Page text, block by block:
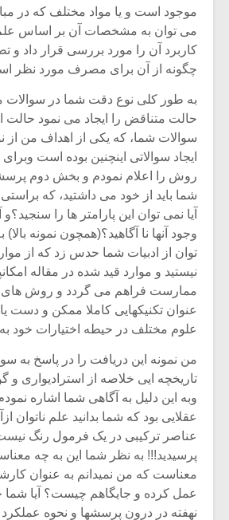
موجود است و یا مواد مختلف که در
می توان به مشخصات آن بر اساس
کاربرد آن را مورد بررسی قرار داد
چگونه از آن برای مصرف مورد نظر
به طور کلی نوع دقت شما در سوالات
حالت متناقض را ایجاد می نمود
سوالات شما، که یکی از اهداف من از
روش را اعلام نمودم و بخش دوم
شما باید از خود می داشتید، که براستی
آیا نمی توان این پارامتر ها را سنجید؟و
وجود آنها نا آگاهید؟(همچون نمونه
توان از ادبیات شما حدس زد که از
نیستید و موارد قید شده در مقاله
ممارست فراهم می گردد و روش های
عنوان تکنیکهایی کاملا ممکن و دست
علوم مختلف در حیطه اختیارات خود
من نمونه این دریافت را در پاسخ به
تاریخچه ایی خلاصه از استرادیواری و
وبه این دلیل به آگاهی شما اشاره
عقلایی بود که شما بدانید علم ناتوان
عناصر ترکیبی در یک فرمول رنگ
پرسیدید!!! به نظر شما این به چه
معناست که من نمیدانم به عنوان
عمل کرده و جایگاهم چیست؟ آیا شما
نهفته در درون پرسشها و نحوه